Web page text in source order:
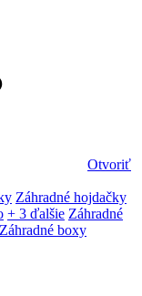
Otvoriť
Záhradné hojdačky
+ 3 ďalšie Záhradné
Záhradné boxy